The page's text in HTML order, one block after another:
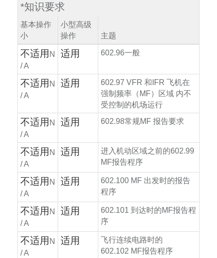
*知识要求
基本操作
小
小型高级
操作
主题
不适用 N
/ A
适用 602.96一般
不适用 N
/ A
适用 602.97 VFR 和 IFR 飞机在
强制频率（ MF）区域 内不
受控制的机场运行
不适用 N
/ A
适用 602.98常规MF 报告要求
不适用 N
/ A
适用 进入机动区域之前的602.99
MF报告程序
不适用 N
/ A
适用 602.100 MF 出发时的报告
程序
不适用 N
/ A
适用 602.101 到达时的MF报告程
序
不适用 N
/ A
适用
飞行连续电路时的
602.102 MF报告程序